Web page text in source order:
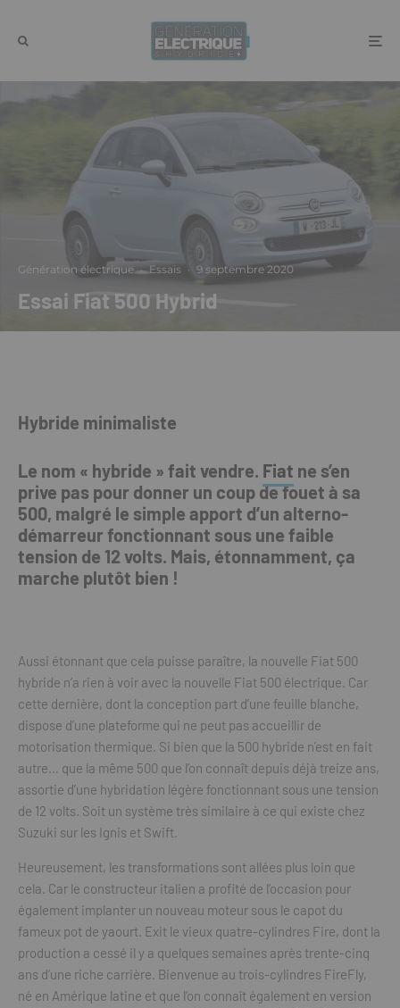
Génération électrique · Essais · 9 septembre 2020
Essai Fiat 500 Hybrid
Hybride minimaliste
Le nom « hybride » fait vendre. Fiat ne s’en
prive pas pour donner un coup de fouet à sa
500, malgré le simple apport d’un alterno-
démarreur fonctionnant sous une faible
tension de 12 volts. Mais, étonnamment, ça
marche plutôt bien !
Aussi étonnant que cela puisse paraître, la nouvelle Fiat 500
hybride n’a rien à voir avec la nouvelle Fiat 500 électrique. Car
cette dernière, dont la conception part d’une feuille blanche,
dispose d’une plateforme qui ne peut pas accueillir de
motorisation thermique. Si bien que la 500 hybride n’est en fait
autre… que la même 500 que l’on connaît depuis déjà treize ans,
assortie d’une hybridation légère fonctionnant sous une tension
de 12 volts. Soit un système très similaire à ce qui existe chez
Suzuki sur les Ignis et Swift.
Heureusement, les transformations sont allées plus loin que
cela. Car le constructeur italien a profité de l’occasion pour
également implanter un nouveau moteur sous le capot du
fameux pot de yaourt. Exit le vieux quatre-cylindres Fire, dont la
production a cessé il y a quelques semaines après trente-cinq
ans d’une riche carrière. Bienvenue au trois-cylindres FireFly,
né en Amérique latine et que l’on connaît également en version